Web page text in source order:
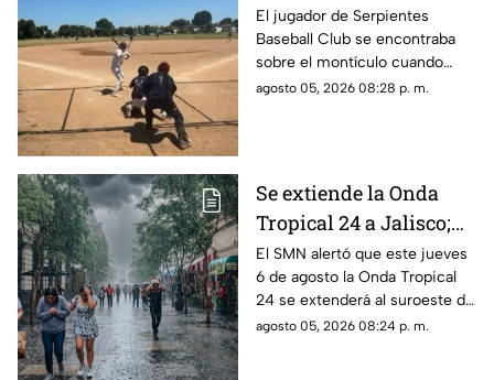
brazo mientras lanzaba
El jugador de Serpientes
Baseball Club se encontraba
sobre el montículo cuando
inició el movimiento para
agosto 05, 2026 08:28 p. m.
Se extiende la Onda
Tropical 24 a Jalisco;
¿cómo modificará el
clima de Guadalajara?
El SMN alertó que este jueves
6 de agosto la Onda Tropical
24 se extenderá al suroeste de
Jalisco; así modificará el clima
agosto 05, 2026 08:24 p. m.